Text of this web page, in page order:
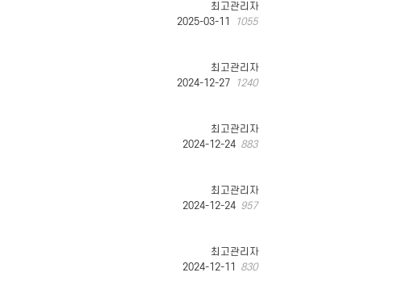
최고관리자
2025-03-11
1055
최고관리자
2024-12-27
1240
최고관리자
2024-12-24 883
최고관리자
2024-12-24 957
최고관리자
2024-12-11 830